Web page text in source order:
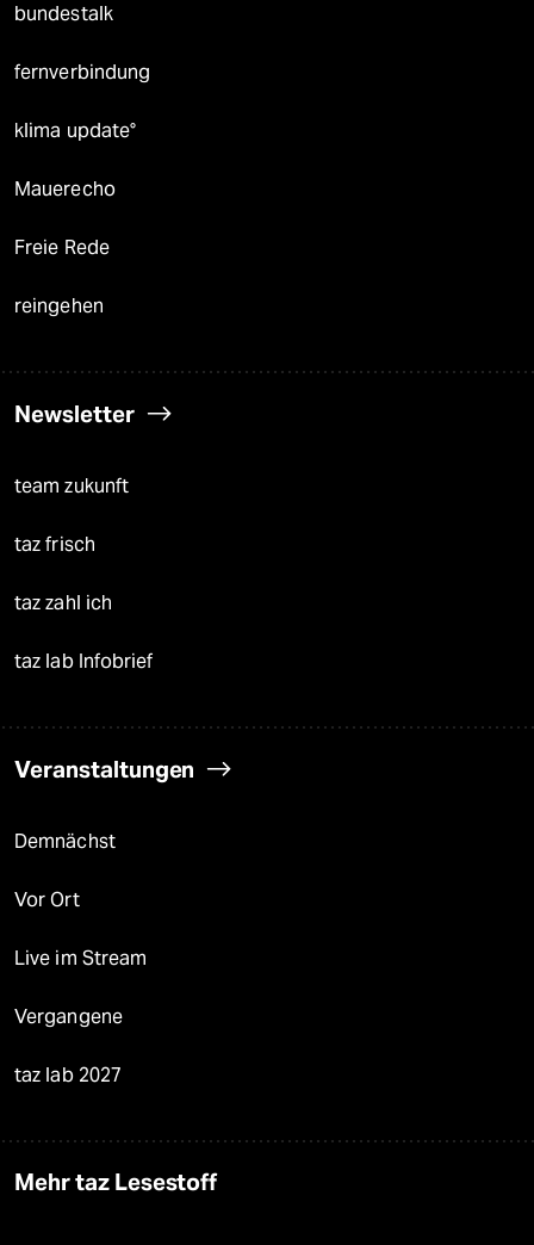
bundestalk
fernverbindung
klima update°
Mauerecho
Freie Rede
reingehen
Newsletter
team zukunft
taz frisch
taz zahl ich
taz lab Infobrief
Veranstaltungen
Demnächst
Vor Ort
Live im Stream
Vergangene
taz lab 2027
Mehr taz Lesestoff